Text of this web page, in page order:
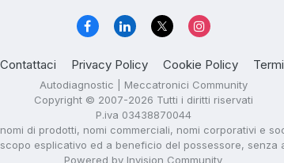
Contattaci Privacy Policy Cookie Policy
Autodiagnostic | Meccatronici Community
Copyright © 2007-2026 Tutti i diritti riservati
P.iva 03438870044
di prodotti, nomi commerciali, nomi corporativi e
esplicativo ed a beneficio del possessore,
Powered by Invision Community